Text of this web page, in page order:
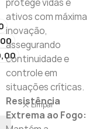
Limpar
protege vidas e
ativos com máxima
inovação,
assegurando
continuidade e
controle em
situações críticas.
Resistência
Extrema ao Fogo: